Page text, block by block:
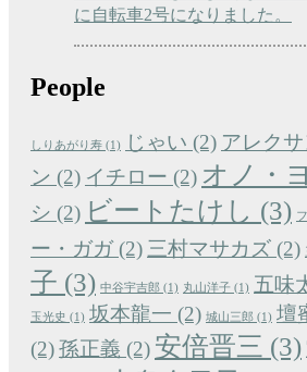
に自転車2号になりました。
People
しりあがり寿 (1) じゃい (2) アレク
ン (2) イチロー (2) オノ・
シ (2) ビートたけし (3)
ー・ガガ(2) 三村マサカズ (2)
子 (3) 中谷宇吉郎 (1) 丸山洋子 (1) 五味
玉光史 (1) 坂本龍一 (2) 城山三郎 (1) 壇
(2)孫正義 (2) 安倍晋三 (3)